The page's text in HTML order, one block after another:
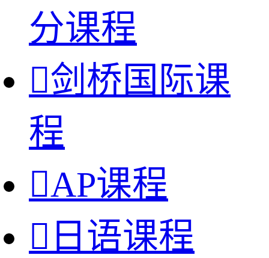
分课程
剑桥国际课
程
AP课程
 日语课程